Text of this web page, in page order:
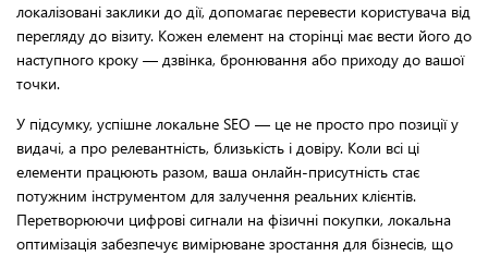
локалізовані заклики до дії, допомагає перевести користувача від
перегляду до візиту. Кожен елемент на сторінці має вести його до
наступного кроку — дзвінка, бронювання або приходу до вашої
точки.
У підсумку, успішне локальне SEO — це не просто про позиції у
видачі, а про релевантність, близькість і довіру. Коли всі ці
елементи працюють разом, ваша онлайн-присутність стає
потужним інструментом для залучення реальних клієнтів.
Перетворюючи цифрові сигнали на фізичні покупки, локальна
оптимізація забезпечує вимірюване зростання для бізнесів, що